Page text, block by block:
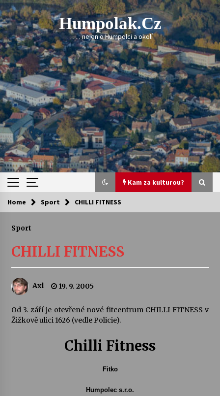
Skip
to
content
Humpolak.cz
. . . . . nejen o Humpolci a okolí
Kam za kulturou?
Kam za kulturou?
Sukuba Ensemble
4. 8. 2026
Vernisáž výstavy Josefíny Duškové: Stávám se
kapkou
30. 7. 2026
Pozvánka na integrační festival Quijotova
28. 7. 2026
Home Sport CHILLI FITNESS
Sport
CHILLI FITNESS
Axl 19. 9. 2005
Od 3. září je otevřené nové fitcentrum CHILLI FITNESS v
Žižkově ulici 1626 (vedle Policie).
Chilli Fitness
Fitko
Humpolec s.r.o.